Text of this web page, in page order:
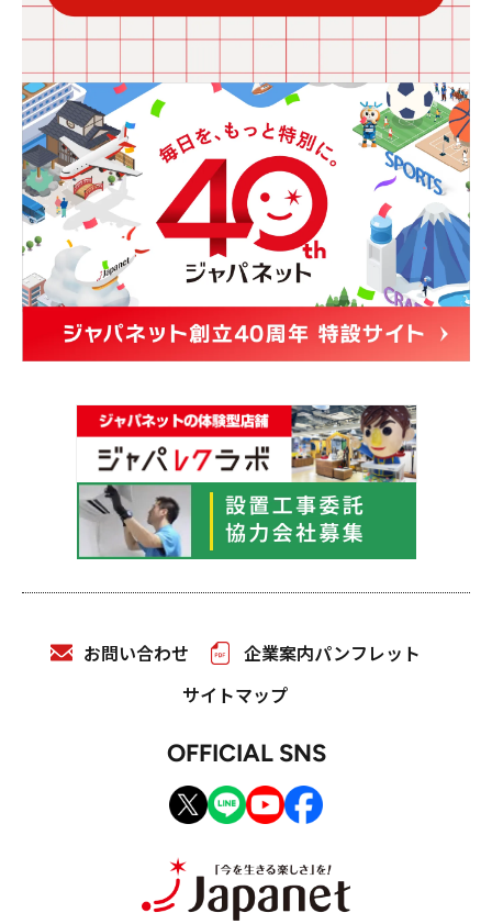
お問い合わせ
企業案内パンフレット
サイトマップ
OFFICIAL SNS